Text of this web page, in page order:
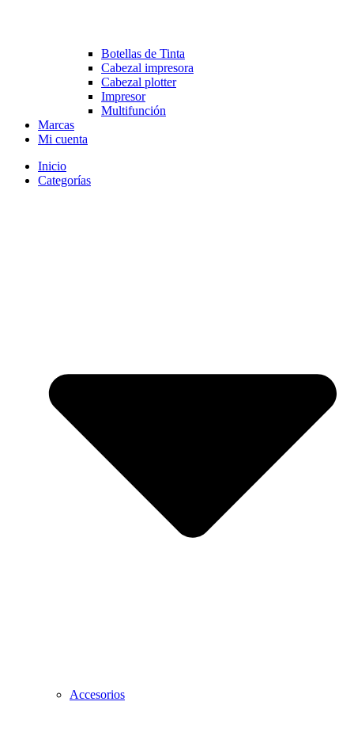
Botellas de Tinta
Cabezal impresora
Cabezal plotter
Impresor
Multifunción
Marcas
Mi cuenta
Inicio
Categorías
Accesorios